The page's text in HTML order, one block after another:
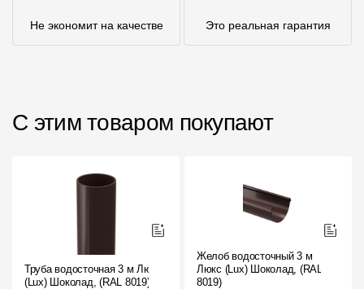
Не экономит на качестве Это реальная гарантия
С этим товаром покупают
Труба водосточная 3 м Люкс
(Lux) Шоколад, (RAL 8019)
Желоб водосточный 3 м
Люкс (Lux) Шоколад, (RAL
8019)